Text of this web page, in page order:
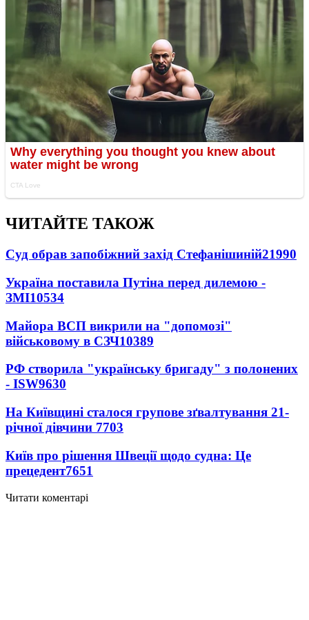
ЧИТАЙТЕ ТАКОЖ
Суд обрав запобіжний захід Стефанішиній21990
Україна поставила Путіна перед дилемою -
ЗМІ10534
Майора ВСП викрили на "допомозі"
військовому в СЗЧ10389
РФ створила "українську бригаду" з полонених
- ISW9630
На Київщині сталося групове зґвалтування 21-
річної дівчини 7703
Київ про рішення Швеції щодо судна: Це
прецедент7651
Читати коментарі